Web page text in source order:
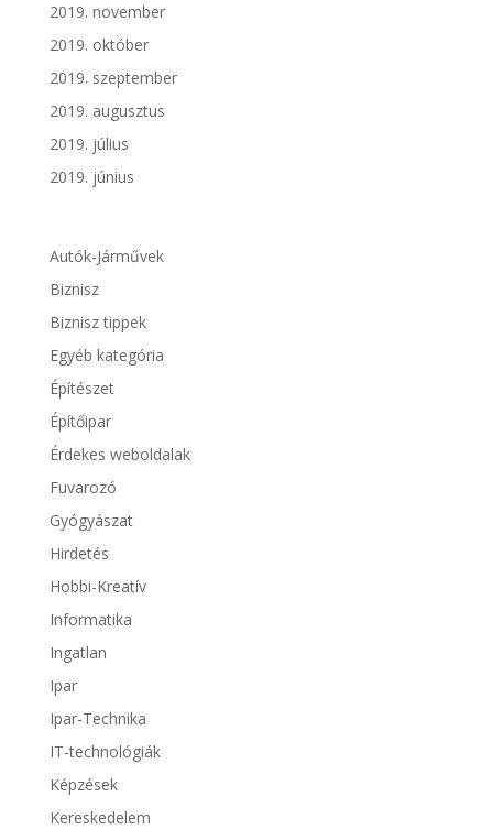
2019. november
2019. október
2019. szeptember
2019. augusztus
2019. július
2019. június
Autók-Járművek
Biznisz
Biznisz tippek
Egyéb kategória
Építészet
Építőipar
Érdekes weboldalak
Fuvarozó
Gyógyászat
Hirdetés
Hobbi-Kreatív
Informatika
Ingatlan
Ipar
Ipar-Technika
IT-technológiák
Képzések
Kereskedelem